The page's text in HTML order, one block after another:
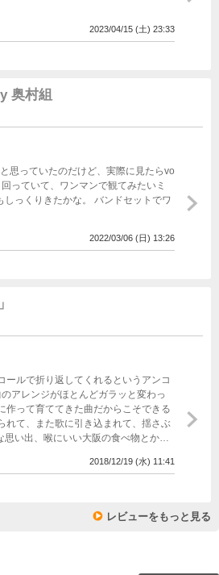
2023/04/15 (土) 23:33
奥村組
思っていたのだけど、実際に見たらvo
っくりきたかな。 バンドセットでワ
2022/03/06 (日) 13:26
ルで折り返してくれるというアンコ
作って育ててきた曲だからこそできる
れて、また歌に引き込まれて、揺さぶ
い出、喉にいい大阪の食べ物とか、
れてて、ROCK TOWNの空間がひゅー
。 弾き語りも残り一本、そして年明
2018/12/19 (水) 11:41
レビューをもっと見る